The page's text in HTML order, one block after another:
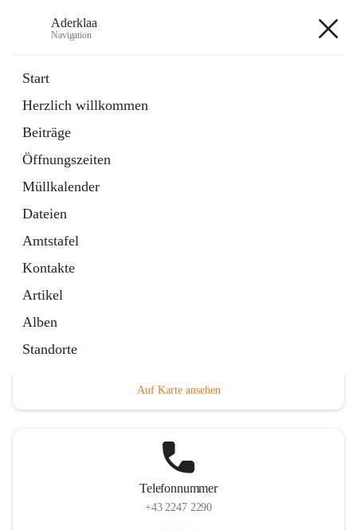
Aderklaa
Navigation
Start
Herzlich willkommen
Beiträge
Öffnungszeiten
Müllkalender
Dateien
Amtstafel
Kontakte
Artikel
Alben
Standorte
6 Schnellzugriffe
Gemeinde
3 Schnellzugriffe
Auf Karte ansehen
Telefonnummer
+43 2247 2290